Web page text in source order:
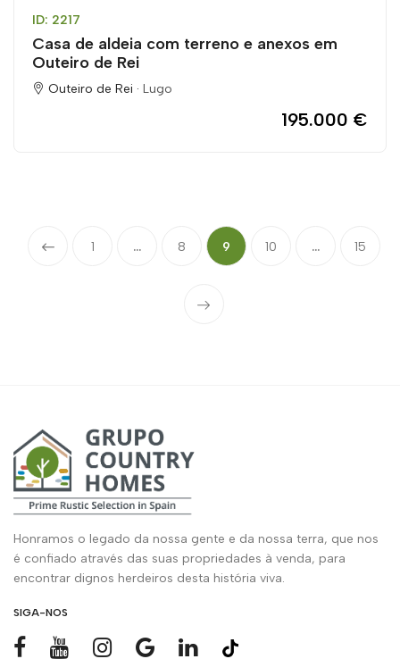
ID: 2217
Casa de aldeia com terreno e anexos em
Outeiro de Rei
Outeiro de Rei · Lugo
195.000 €
1 ... 8 9 10 ... 15
Honramos o legado da nossa gente e da nossa terra, que nos
é confiado através das suas propriedades à venda, para
encontrar dignos herdeiros desta história viva.
SIGA-NOS